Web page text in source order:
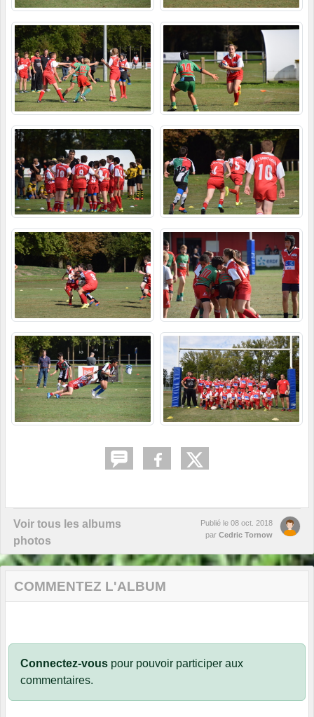
Voir tous les albums
photos
Publié le 08 oct. 2018
par Cedric Tornow
COMMENTEZ L'ALBUM
Connectez-vous pour pouvoir participer aux
commentaires.